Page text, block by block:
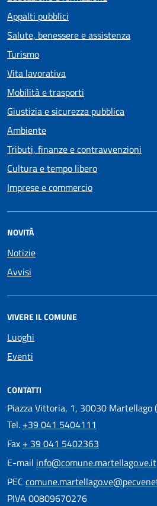
Appalti pubblici
Salute, benessere e assistenza
Turismo
Vita lavorativa
Mobilità e trasporti
Giustizia e sicurezza pubblica
Ambiente
Tributi, finanze e contravvenzioni
Cultura e tempo libero
Imprese e commercio
NOVITÀ
Notizie
Avvisi
VIVERE IL COMUNE
Luoghi
Eventi
CONTATTI
Piazza Vittoria, 1, 30030 Martellago
Tel. +39 041 5404111
Fax + 39 041 5402363
E-mail info@comune.martellago.ve.it
PEC
PIVA 00809670276